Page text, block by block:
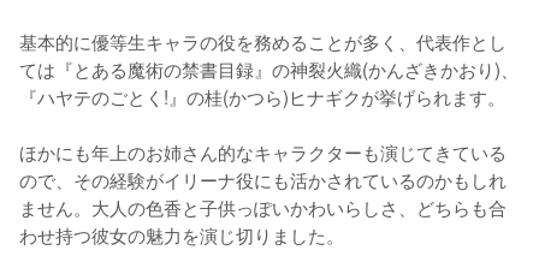
基本的に優等生キャラの役を務めることが多く、代表作とし
ては『とある魔術の禁書目録』の神裂火織(かんざきかおり)、
『ハヤテのごとく!』の桂(かつら)ヒナギクが挙げられます。
ほかにも年上のお姉さん的なキャラクターも演じてきている
ので、その経験がイリーナ役にも活かされているのかもしれ
ません。大人の色香と子供っぽいかわいらしさ、どちらも合
わせ持つ彼女の魅力を演じ切りました。